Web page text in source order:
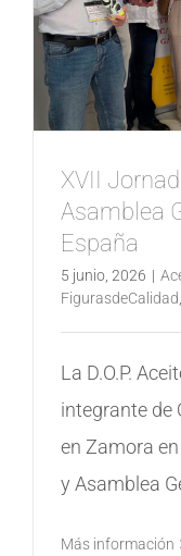
XVII
Asamblea
España
5 junio, 2026 |
FigurasdeCalidad,
La D.O.P.
integrante de
en Zamora
y Asamblea
Más información